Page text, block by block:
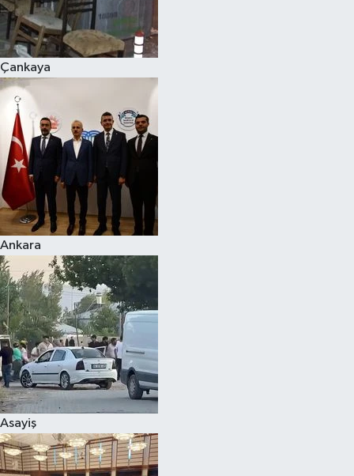
Çankaya
Ankara
Asayiş
Spor
Burç Yorumları
Eğitim
Hava Durumu
Kadın
Kim kimdir?
Kültür Sanat
Sağlık
Siyaset
Teknoloji
Televizyon